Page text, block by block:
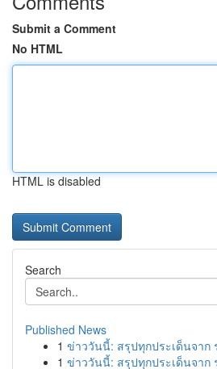
Submit a Comment
No HTML
HTML is disabled
Search
Published News
1 ข่าววันนี้: สรุปทุกประเด็นจาก
1 ข่าววันนี้: สรุปทุกประเด็นจาก